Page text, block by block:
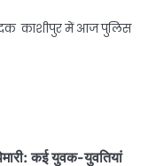
काशीपुर में आज पुलिस
कई युवक-युवतियां